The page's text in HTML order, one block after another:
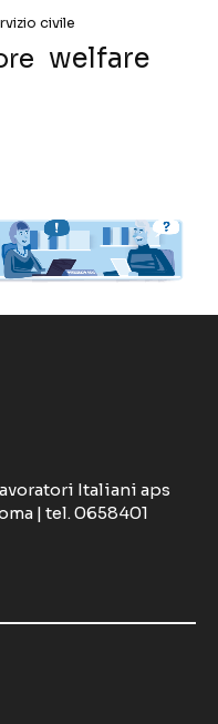
civile
welfare
Italiani aps
| tel. 0658401